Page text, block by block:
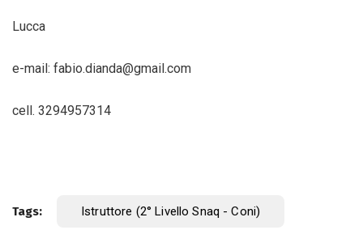
Lucca
e-mail: fabio.dianda@gmail.com
cell. 3294957314
Tags: Istruttore (2° Livello Snaq - Coni)